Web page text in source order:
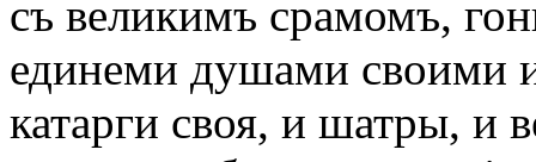
съ великимъ срамомъ,
единеми душами своими
катарги своя, и шатры, и